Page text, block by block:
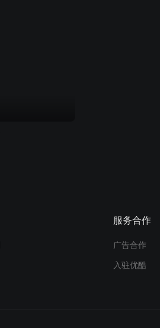
服务合作
广告合作
入驻优酷